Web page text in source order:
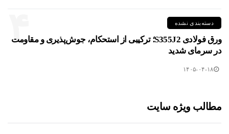
۴ دسته‌بندی نشده
ورق فولادی S355J2؛ ترکیبی از استحکام، جوش‌پذیری و مقاومت
در سرمای شدید
۱۴۰۵-۰۴-۱۸
مطالب ویژه سایت